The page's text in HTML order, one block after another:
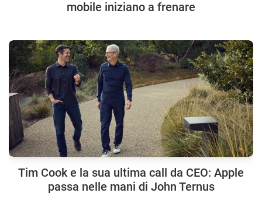
mobile iniziano a frenare
Tim Cook e la sua ultima call da CEO: Apple
passa nelle mani di John Ternus